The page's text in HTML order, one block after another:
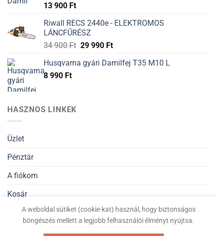
13 900 Ft
Riwall RECS 2440e - ELEKTROMOS
LÁNCFŰRÉSZ
34 900Ft 29 990 Ft
Husqvarna gyári Damilfej T35 M10 L
8 990 Ft
HASZNOS LINKEK
Üzlet
Pénztár
A fiókom
Kosár
Általános Szerződési Feltételek
A weboldal sütiket (cookie-kat) használ, hogy biztonságos
böngészés mellett a legjobb felhasználói élményt nyújtsa.